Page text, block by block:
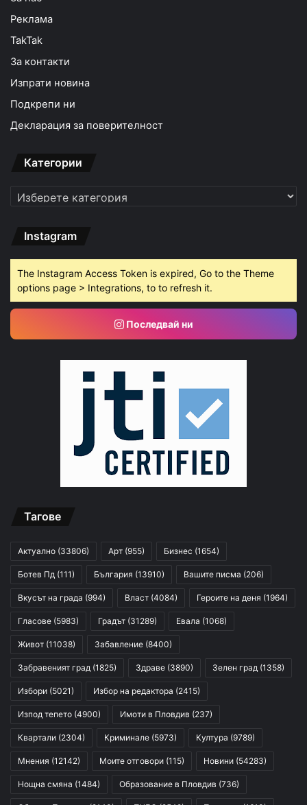
Реклама
TakTak
За контакти
Изпрати новина
Подкрепи ни
Декларация за поверителност
Категории
Категории
Instagram
The Instagram Access Token is expired, Go to the Theme
options page > Integrations, to to refresh it.
Последвай ни
Тагове
Актуално (33806) Арт (955) Бизнес (1654)
Ботев Пд (111) България (13910) Вашите писма (206)
Вкусът на града (994) Власт (4084) Героите на деня (1964)
Гласове (5983) Градът (31289) Евала (1068)
Живот (11038) Забавление (8400)
Забравеният град (1825) Здраве (3890) Зелен град (1358)
Избори (5021) Избор на редактора (2415)
Изпод тепето (4900) Имоти в Пловдив (237)
Квартали (2304) Криминале (5973) Култура (9789)
Мнения (12142) Моите отговори (115) Новини (54283)
Нощна смяна (1484) Образование в Пловдив (736)